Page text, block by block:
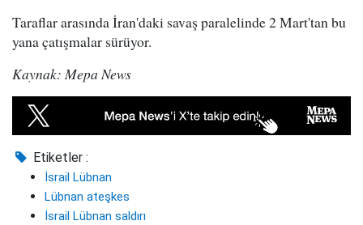
Taraflar arasında İran'daki savaş paralelinde 2 Mart'tan bu
yana çatışmalar sürüyor.
Kaynak: Mepa News
Etiketler :
İsrail Lübnan
Lübnan ateşkes
İsrail Lübnan saldırı